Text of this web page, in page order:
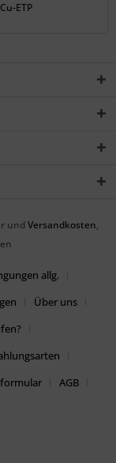
Cu-ETP
und Versandkosten,
allg.
Über uns
AGB